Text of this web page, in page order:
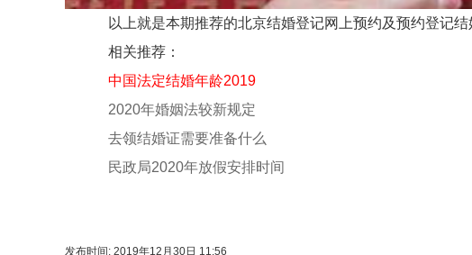
以上就是本期推荐的北京结婚登记网上预约及预约登记结
相关推荐：
中国法定结婚年龄2019
2020年婚姻法较新规定
去领结婚证需要准备什么
民政局2020年放假安排时间
发布时间: 2019年12月30日 11:56